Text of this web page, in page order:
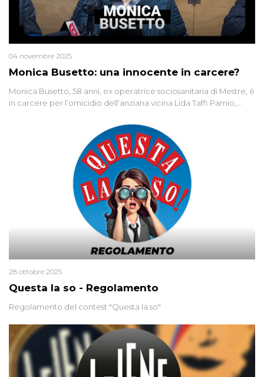
Monica Busetto: una innocente in carcere?
04 novembre 2025
Monica Busetto, 58 anni, ex operatrice sociosanitaria di Mestre, è
in carcere per l’omicidio dell’anziana vicina Lida Taffi Pamio,
minuscola su una collanina, Monica si proclama innocente. Nel
2015 un’altra donna confessa lo stesso delitto, poi ritratta. Due
colpevoli per un solo omicidio: errore giudiziario o giustizia
Questa la so - Regolamento
28 ottobre 2025
Regolamento del contest "Questa la so"